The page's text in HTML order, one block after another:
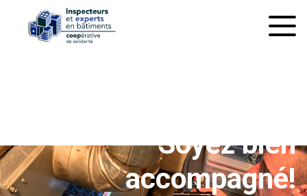
Soyez bien
accompagné!